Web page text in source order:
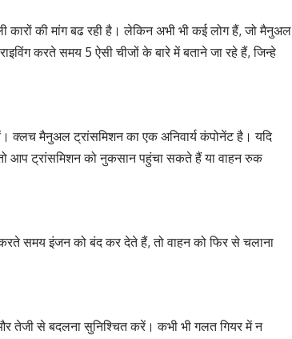
कारों की मांग बढ रही है। लेकिन अभी भी कई लोग हैं, जो मैनुअल
करते समय 5 ऐसी चीजों के बारे में बताने जा रहे हैं, जिन्हे
क्लच मैनुअल ट्रांसमिशन का एक अनिवार्य कंपोनेंट है। यदि
आप ट्रांसमिशन को नुकसान पहुंचा सकते हैं या वाहन रुक
समय इंजन को बंद कर देते हैं, तो वाहन को फिर से चलाना
से बदलना सुनिश्चित करें। कभी भी गलत गियर में न